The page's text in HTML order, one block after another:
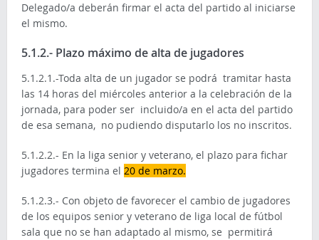
Delegado/a deberán firmar el acta del partido al iniciarse
el mismo.
5.1.2.- Plazo máximo de alta de jugadores
5.1.2.1.-Toda alta de un jugador se podrá tramitar hasta
las 14 horas del miércoles anterior a la celebración de la
jornada, para poder ser incluido/a en el acta del partido
de esa semana, no pudiendo disputarlo los no inscritos.
5.1.2.2.- En la liga senior y veterano, el plazo para fichar
jugadores termina el 20 de marzo.
5.1.2.3.- Con objeto de favorecer el cambio de jugadores
de los equipos senior y veterano de liga local de fútbol
sala que no se han adaptado al mismo, se permitirá